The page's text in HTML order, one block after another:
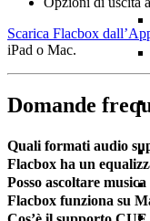
Scarica Flacbox
iPad o Mac.
Domande
Quali formati audio
Flacbox ha un
Posso ascoltare
Flacbox funziona su